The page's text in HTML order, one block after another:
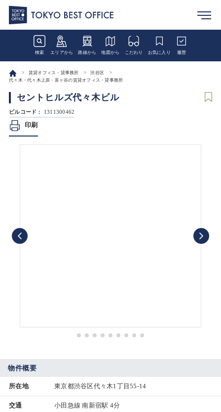
検索 エリアから 路線から 地図から こだわり お気に入り 履歴
賃貸オフィス・貸事務所
渋谷区
代々木・代々木上原・富ヶ谷の賃貸オフィス・貸事務所
セントヒルズ代々木ビル
ビルコード： 1311300462
印刷
物件概要
所在地 東京都渋谷区代々木1丁目55-14
交通
小田急線 南新宿駅 4分